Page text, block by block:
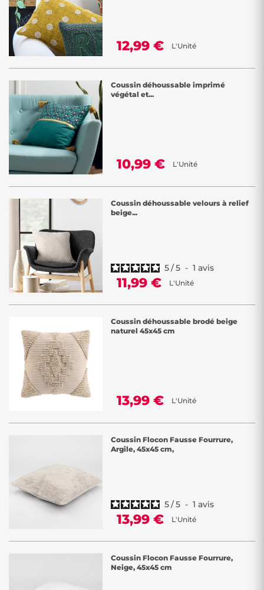
12,99 € L'Unité
Coussin déhoussable imprimé
végétal et...
10,99 € L'Unité
Coussin déhoussable velours à relief
beige...
5/5 - 1 avis
11,99 € L'Unité
Coussin déhoussable brodé beige
naturel 45x45 cm
13,99 € L'Unité
Coussin Flocon Fausse Fourrure,
Argile, 45x45 cm,
5/5 - 1 avis
13,99 € L'Unité
Coussin Flocon Fausse Fourrure,
Neige, 45x45 cm